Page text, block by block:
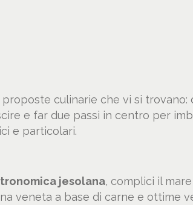
culinarie che vi si trovano:
e far due passi in centro per
e particolari.
jesolana, complici il
veneta a base di carne e ottime